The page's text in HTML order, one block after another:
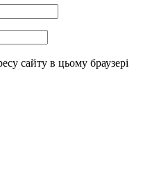
сайту в цьому браузері